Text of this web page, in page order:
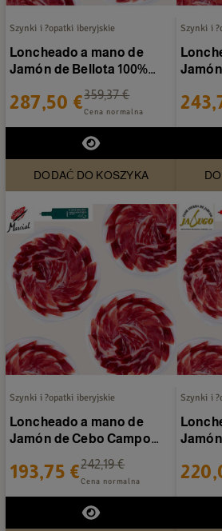
Szynki i ?opatki iberyjskie
Loncheado a mano de
Jamón de Bellota 100%
287,50 €359,37 €
Cena normalna
DODAĆ DO KOSZYKA
Szynki i
Szynki i ?opatki iberyjskie
Loncheado a mano de
Jamón de Cebo Campo
20...
193,75 €242,19 €
Cena normalna
Szynki i